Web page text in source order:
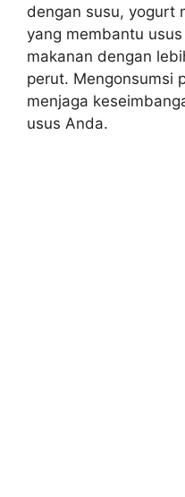
dengan susu, yogurt
yang membantu
makanan dengan
perut. Mengonsumsi
menjaga
usus Anda.